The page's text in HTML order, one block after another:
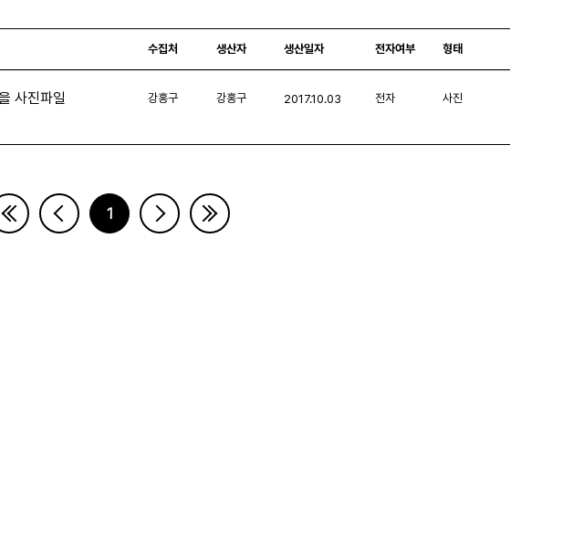
수집처 생산자 생산일자 전자여부 형태
사진파일 강홍구 강홍구 2017.10.03 전자 사진
1